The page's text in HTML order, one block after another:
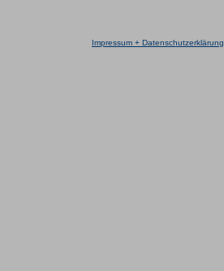
Impressum + Datenschutzerklärung